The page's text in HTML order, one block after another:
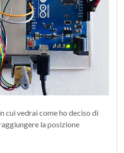
cui vedrai come ho deciso di
la posizione